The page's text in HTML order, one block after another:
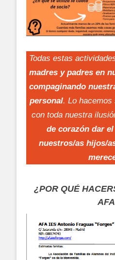
Todas estas
madres y padres en
compaginando
personal. Lo
con toda nuestra
de corazón dar
nuestros/as hijos/
¿POR QUÉ